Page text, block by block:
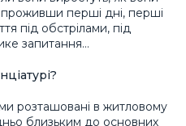
перші дні, перші
під обстрілами, під
запитання…
розташовані в житловому
близьким до основних